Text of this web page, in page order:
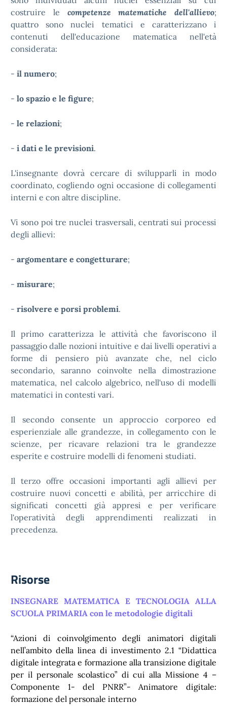
costruire le competenze matematiche dell'allievo;
quattro sono nuclei tematici e caratterizzano i
contenuti dell'educazione matematica nell'età
considerata:
- il numero;
- lo spazio e le figure;
- le relazioni;
- i dati e le previsioni.
L'insegnante dovrà cercare di svilupparli in modo
coordinato, cogliendo ogni occasione di collegamenti
interni e con altre discipline.
Vi sono poi tre nuclei trasversali, centrati sui processi
degli allievi:
- argomentare e congetturare;
- misurare;
- risolvere e porsi problemi.
Il primo caratterizza le attività che favoriscono il
passaggio dalle nozioni intuitive e dai livelli operativi a
forme di pensiero più avanzate che, nel ciclo
secondario, saranno coinvolte nella dimostrazione
matematica, nel calcolo algebrico, nell'uso di modelli
matematici in contesti vari.
Il secondo consente un approccio corporeo ed
esperienziale alle grandezze, in collegamento con le
scienze, per ricavare relazioni tra le grandezze
esperite e costruire modelli di fenomeni studiati.
Il terzo offre occasioni importanti agli allievi per
costruire nuovi concetti e abilità, per arricchire di
significati concetti già appresi e per verificare
l'operatività degli apprendimenti realizzati in
precedenza.
Risorse
INSEGNARE MATEMATICA E TECNOLOGIA ALLA
SCUOLA PRIMARIA con le metodologie digitali
“Azioni di coinvolgimento degli animatori digitali
nell’ambito della linea di investimento 2.1 “Didattica
digitale integrata e formazione alla transizione digitale
per il personale scolastico” di cui alla Missione 4 –
Componente 1- del PNRR”- Animatore digitale:
formazione del personale interno